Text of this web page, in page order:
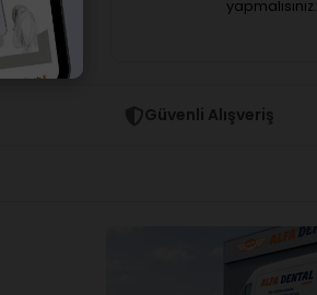
yapmalısınız.
Güvenli Alışveriş